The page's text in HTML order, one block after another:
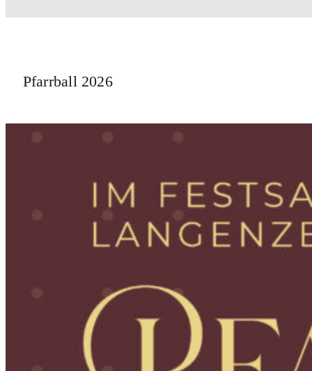
Pfarrball 2026